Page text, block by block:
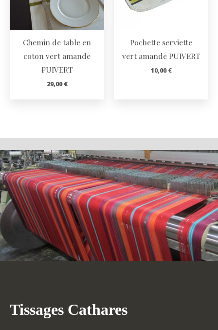
Chemin de table en
coton vert amande
PUIVERT
29,00€
Pochette serviette
vert amande PUIVERT
10,00€
Tissages Cathares